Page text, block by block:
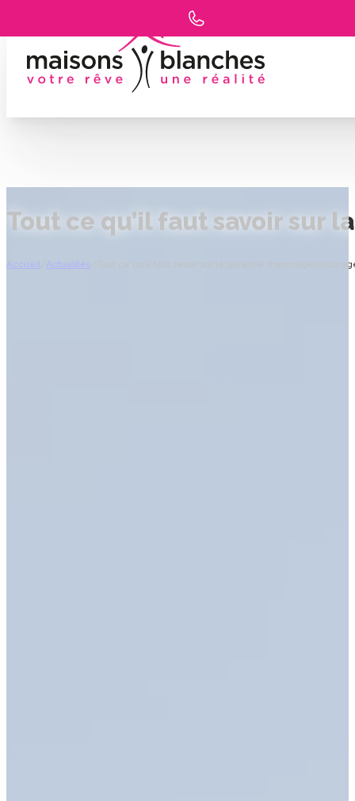
Tout ce qu’il faut savoir sur
Accueil Actualités / Tout ce qu’il faut savoir sur la garantie dommages-